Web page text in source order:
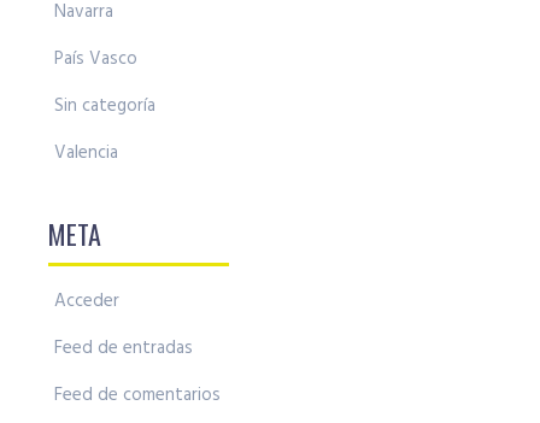
Navarra
País Vasco
Sin categoría
Valencia
META
Acceder
Feed de entradas
Feed de comentarios